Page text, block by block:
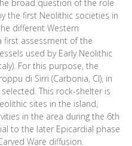
broad question of the role
the first Neolithic societies in
different Western
first assessment of the
used by Early Neolithic
For this purpose, the
di Sirri (Carbonia, CI), in
This rock-shelter is
sites in the island,
in the area during the 6th
to the later Epicardial phase
Ware diffusion.